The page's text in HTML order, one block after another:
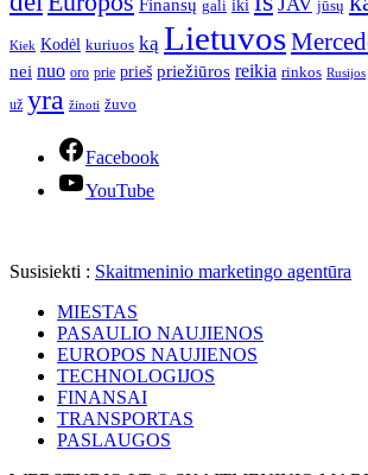
Finansų gali iki jūsų
Kiek Kodėl kuriuos ką Lietuvos
nei nuo oro prie prieš priežiūros reikia rinkos Rusijos
už yra žinoti žuvo
Facebook
YouTube
Susisiekti : Skaitmeninio marketingo agentūra
MIESTAS
PASAULIO NAUJIENOS
EUROPOS NAUJIENOS
TECHNOLOGIJOS
FINANSAI
TRANSPORTAS
PASLAUGOS